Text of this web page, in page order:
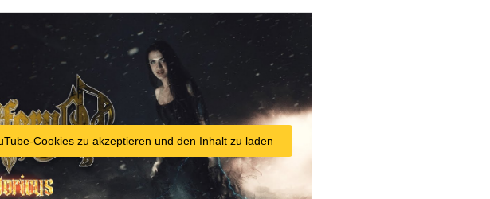
Cookies zu akzeptieren und den Inhalt zu laden